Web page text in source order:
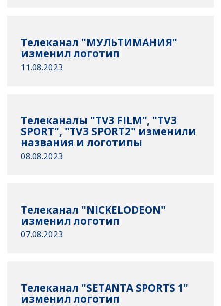
Телеканал "МУЛЬТИМАНИЯ"
изменил логотип
11.08.2023
Телеканалы "TV3 FILM", "TV3
SPORT", "TV3 SPORT2" изменили
названия и логотипы
08.08.2023
Телеканал "NICKELODEON"
изменил логотип
07.08.2023
Телеканал "SETANTA SPORTS 1"
изменил логотип